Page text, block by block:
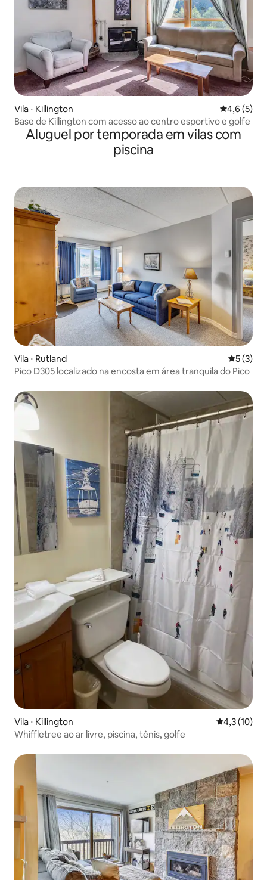
Vila ⋅ Killington 4,6 de
4,6 (5)
Base de Killington com acesso ao centro esportivo e golfe
Aluguel por temporada em vilas com
piscina
Vila ⋅ Rutland 5 de
5 (3)
Pico D305 localizado na encosta em área tranquila do Pico
Vila ⋅ Killington 4,3 de uma
4,3 (10)
Whiffletree ao ar livre, piscina, tênis, golfe